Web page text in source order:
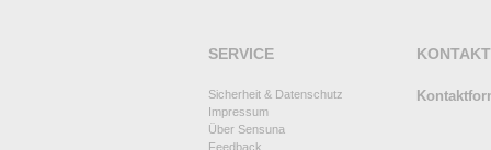
SERVICE
Sicherheit & Datenschutz
Impressum
Über Sensuna
Feedback
KONTAKT